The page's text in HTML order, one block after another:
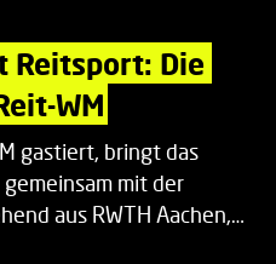
Die
WM
gastiert, bringt das
mit der
aus RWTH Aachen,…